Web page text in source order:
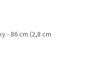
- 86 cm (2,8 cm